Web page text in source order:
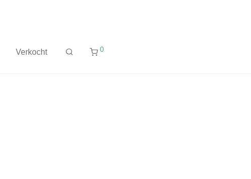
Verkocht 0